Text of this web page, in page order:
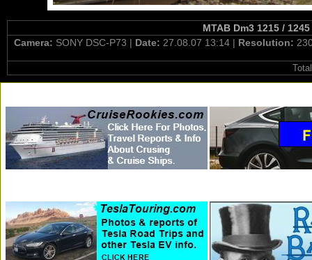
MTAB Dm3 1215 /
Camera: SONY DSC-P73 | Date: 27.08.07 13:14 | Resolution: